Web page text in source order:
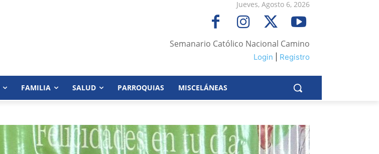
Jueves, Agosto 6, 2026
Semanario Católico Nacional Camino
Login Registro
FAMILIA SALUD PARROQUIAS MISCELÁNEAS